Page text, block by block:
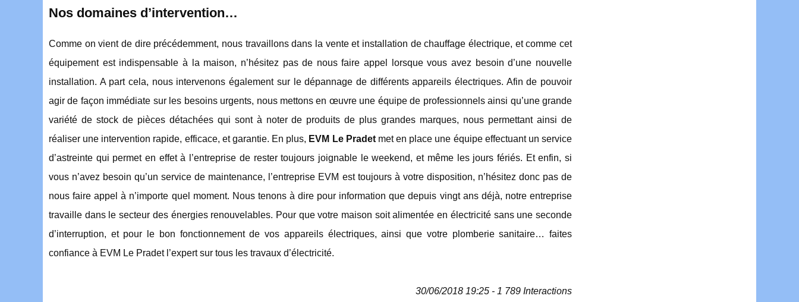
Nos domaines d’intervention…
Comme on vient de dire précédemment, nous travaillons dans la vente et installation de chauffage électrique, et comme cet
équipement est indispensable à la maison, n’hésitez pas de nous faire appel lorsque vous avez besoin d’une nouvelle
installation. A part cela, nous intervenons également sur le dépannage de différents appareils électriques. Afin de pouvoir
agir de façon immédiate sur les besoins urgents, nous mettons en œuvre une équipe de professionnels ainsi qu’une grande
variété de stock de pièces détachées qui sont à noter de produits de plus grandes marques, nous permettant ainsi de
réaliser une intervention rapide, efficace, et garantie. En plus, EVM Le Pradetmet en place une équipe effectuant un service
d’astreinte qui permet en effet à l’entreprise de rester toujours joignable le weekend, et même les jours fériés. Et enfin, si
vous n’avez besoin qu’un service de maintenance, l’entreprise EVM est toujours à votre disposition, n’hésitez donc pas de
nous faire appel à n’importe quel moment. Nous tenons à dire pour information que depuis vingt ans déjà, notre entreprise
travaille dans le secteur des énergies renouvelables. Pour que votre maison soit alimentée en électricité sans une seconde
d’interruption, et pour le bon fonctionnement de vos appareils électriques, ainsi que votre plomberie sanitaire… faites
confiance à EVM Le Pradet l’expert sur tous les travaux d’électricité.
30/06/2018 19:25 - 1 789 Interactions